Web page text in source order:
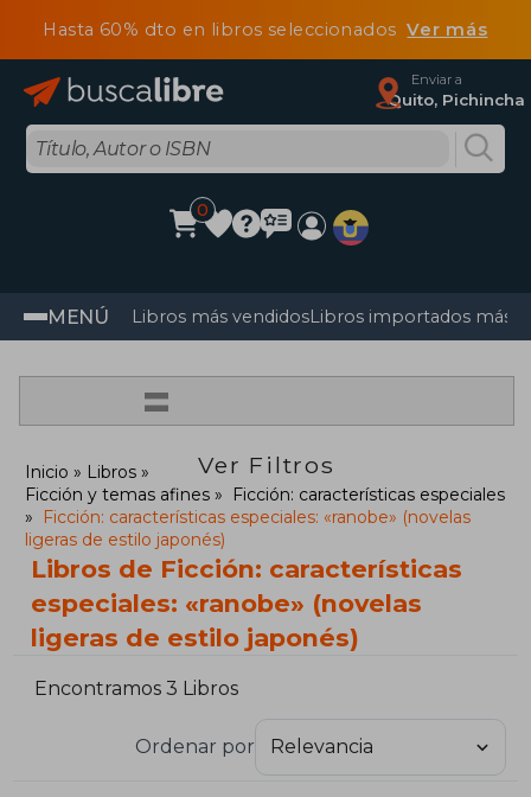
Hasta 60% dto en libros seleccionadosVer más
Enviar a
Quito, Pichincha
0
MENÚ Libros más vendidosLibros importados más
=
Ver Filtros
Inicio
Libros
Ficción y temas afines
Ficción: características especiales
Ficción: características especiales: «ranobe» (novelas
ligeras de estilo japonés)
Libros de Ficción: características
especiales: «ranobe» (novelas
ligeras de estilo japonés)
Encontramos 3 Libros
Ordenar por